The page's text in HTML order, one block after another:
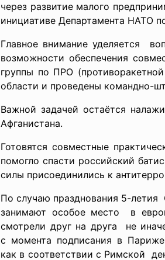
через развитие малого
инициативе Департамента НАТО
Главное внимание уделяется
возможности обеспечения
группы по ПРО
области и проведены командно-
Важной задачей остаётся
Афганистана.
Готовятся совместные
помогло спасти российский
силы присоединились к
По случаю празднования 5-
занимают особое место в
смотрели друг на друга не
с момента подписания в
как в соответствии с Римской